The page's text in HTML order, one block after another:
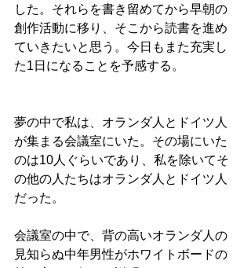
した。それらを書き留めてから早朝の
創作活動に移り、そこから読書を進め
ていきたいと思う。今日もまた充実し
た1日になることを予感する。
夢の中で私は、オランダ人とドイツ人
が集まる会議室にいた。その場にいた
のは10人ぐらいであり、私を除いてそ
の他の人たちはオランダ人とドイツ人
だった。
会議室の中で、背の高いオランダ人の
見知らぬ中年男性がホワイトボードの